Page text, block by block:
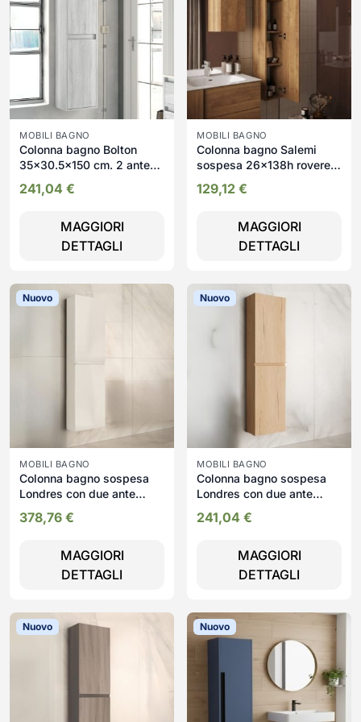
MOBILI BAGNO
Colonna bagno Bolton
35x30.5x150 cm. 2 ante
grigio ghiaccio
241,04 €
MAGGIORI
DETTAGLI
MOBILI BAGNO
Colonna bagno Salemi
sospesa 26x138h rovere
129,12 €
MAGGIORI
DETTAGLI
Nuovo
MOBILI BAGNO
Colonna bagno sospesa
Londres con due ante
378,76 €
MAGGIORI
DETTAGLI
Nuovo
MOBILI BAGNO
Colonna bagno sospesa
Londres con due ante
241,04 €
MAGGIORI
DETTAGLI
Nuovo Nuovo